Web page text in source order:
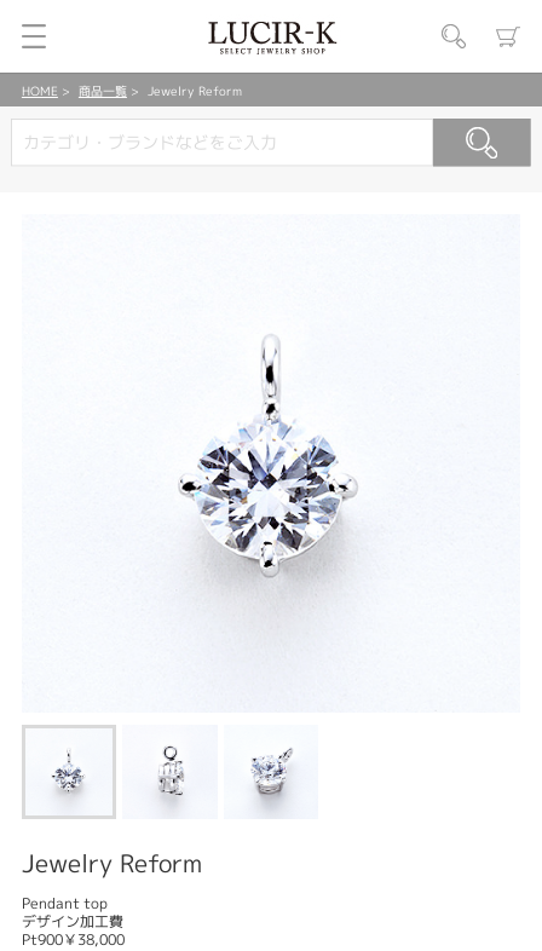
HOME 商品一覧 Jewelry Reform
Jewelry Reform
Pendant top
デザイン加工費
Pt900￥38,000